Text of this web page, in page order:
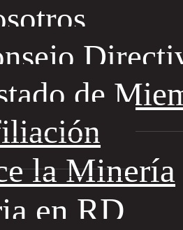
de
la Minería
en RD